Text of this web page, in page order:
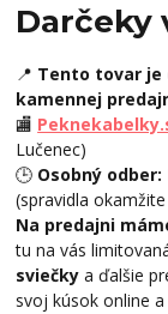
Darčeky
📍 Tento tovar je
kamennej
🏬
Lučenec)
🕒 Osobný odber:
(spravidla
Na predajni
tu na vás
sviečky a ďalšie
svoj kúsok online